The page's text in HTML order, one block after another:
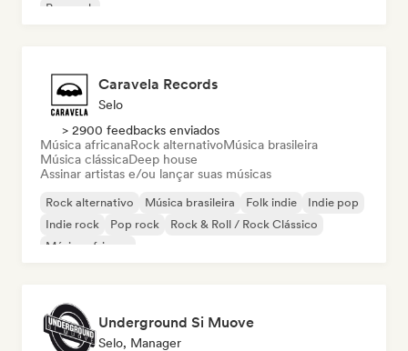
Pop rock
Caravela Records
Selo
> 2900 feedbacks enviados
Música africanaRock alternativoMúsica brasileira
Música clássicaDeep house
Assinar artistas e/ou lançar suas músicas
Rock alternativo Música brasileira Folk indie
Indie pop
Indie rock
Pop rock
Rock & Roll / Rock Clássico
Música africana
Underground Si Muove
Selo, Manager